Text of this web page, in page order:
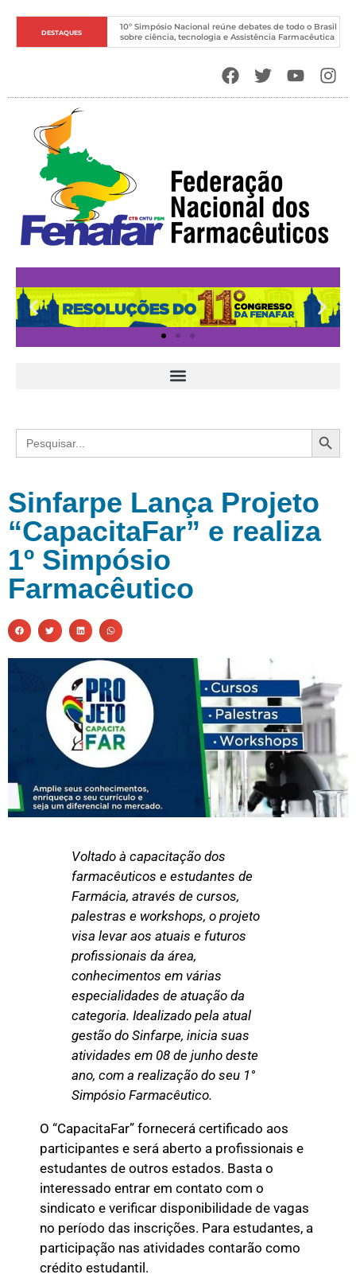
DESTAQUES
10º Simpósio Nacional reúne debates de todo o Brasil
sobre ciência, tecnologia e Assistência Farmacêutica
Search
for:
Sinfarpe Lança Projeto
“CapacitaFar” e realiza
1º Simpósio
Farmacêutico
Voltado à capacitação dos
farmacêuticos e estudantes de
Farmácia, através de cursos,
palestras e workshops, o projeto
visa levar aos atuais e futuros
profissionais da área,
conhecimentos em várias
especialidades de atuação da
categoria. Idealizado pela atual
gestão do Sinfarpe, inicia suas
atividades em 08 de junho deste
ano, com a realização do seu 1°
Simpósio Farmacêutico.
O “CapacitaFar” fornecerá certificado aos
participantes e será aberto a profissionais e
estudantes de outros estados. Basta o
interessado entrar em contato com o
sindicato e verificar disponibilidade de vagas
no período das inscrições. Para estudantes, a
participação nas atividades contarão como
crédito estudantil.